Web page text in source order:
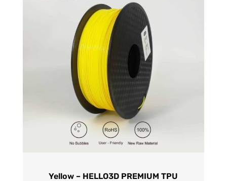
Yellow – HELLO3D PREMIUM TPU